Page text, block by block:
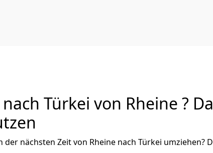
Türkei von Rheine ?
der nächsten Zeit von Rheine nach Türkei umziehen?